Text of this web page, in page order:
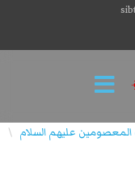
المعصومين عليهم السلام \